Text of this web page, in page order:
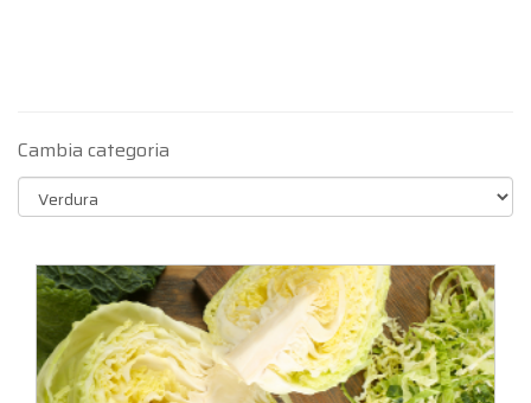
Cambia categoria